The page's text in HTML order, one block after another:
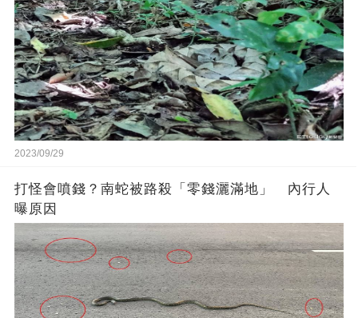
2023/09/29
打怪會噴錢？南蛇被路殺「零錢灑滿地」 內行人
曝原因